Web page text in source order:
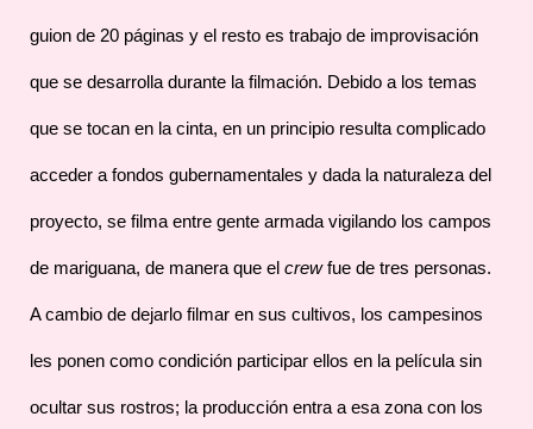
guion de 20 páginas y el resto es trabajo de improvisación
que se desarrolla durante la filmación. Debido a los temas
que se tocan en la cinta, en un principio resulta complicado
acceder a fondos gubernamentales y dada la naturaleza del
proyecto, se filma entre gente armada vigilando los campos
de mariguana, de manera que el crewfue de tres personas.
A cambio de dejarlo filmar en sus cultivos, los campesinos
les ponen como condición participar ellos en la película sin
ocultar sus rostros; la producción entra a esa zona con los